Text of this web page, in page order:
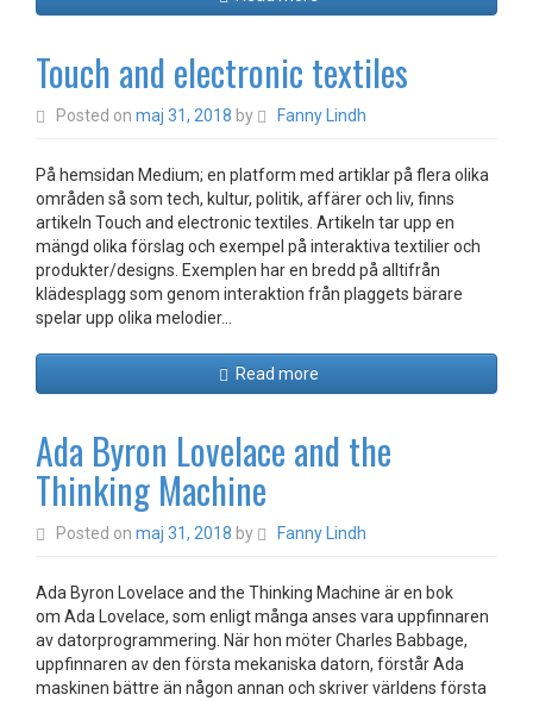
Touch and electronic textiles
Posted on maj 31, 2018 by Fanny Lindh
På hemsidan Medium; en platform med artiklar på flera olika
områden så som tech, kultur, politik, affärer och liv, finns
artikeln Touch and electronic textiles. Artikeln tar upp en
mängd olika förslag och exempel på interaktiva textilier och
produkter/designs. Exemplen har en bredd på alltifrån
klädesplagg som genom interaktion från plaggets bärare
spelar upp olika melodier…
Read more
Ada Byron Lovelace and the
Thinking Machine
Posted on maj 31, 2018 by Fanny Lindh
Ada Byron Lovelace and the Thinking Machine är en bok
om Ada Lovelace, som enligt många anses vara uppfinnaren
av datorprogrammering. När hon möter Charles Babbage,
uppfinnaren av den första mekaniska datorn, förstår Ada
maskinen bättre än någon annan och skriver världens första